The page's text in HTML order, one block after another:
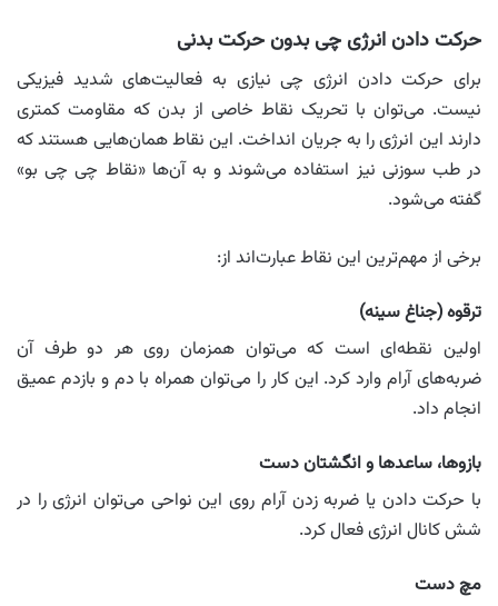
حرکت دادن انرژی چی بدون حرکت بدنی
برای حرکت دادن انرژی چی نیازی به فعالیت‌های شدید فیزیکی
نیست. می‌توان با تحریک نقاط خاصی از بدن که مقاومت کمتری
دارند این انرژی را به جریان انداخت. این نقاط همان‌هایی هستند که
در طب سوزنی نیز استفاده می‌شوند و به آن‌ها «نقاط چی چی بو»
گفته می‌شود.
برخی از مهم‌ترین این نقاط عبارت‌اند از:
ترقوه (جناغ سینه)
اولین نقطه‌ای است که می‌توان همزمان روی هر دو طرف آن
ضربه‌های آرام وارد کرد. این کار را می‌توان همراه با دم و بازدم عمیق
انجام داد.
بازوها، ساعدها و انگشتان دست
با حرکت دادن یا ضربه زدن آرام روی این نواحی می‌توان انرژی را در
شش کانال انرژی فعال کرد.
مچ دست